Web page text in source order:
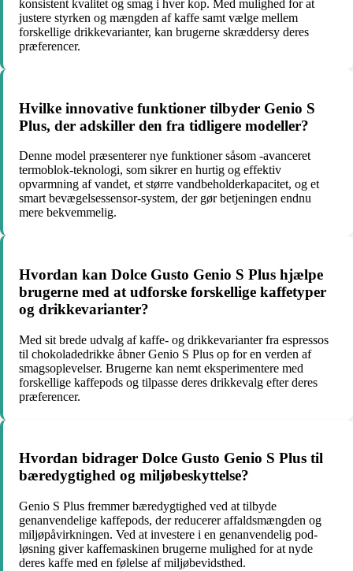
konsistent kvalitet og smag i hver kop. Med mulighed for at
justere styrken og mængden af kaffe samt vælge mellem
forskellige drikkevarianter, kan brugerne skræddersy deres
præferencer.
Hvilke innovative funktioner tilbyder Genio S
Plus, der adskiller den fra tidligere modeller?
Denne model præsenterer nye funktioner såsom -avanceret
termoblok-teknologi, som sikrer en hurtig og effektiv
opvarmning af vandet, et større vandbeholderkapacitet, og et
smart bevægelsessensor-system, der gør betjeningen endnu
mere bekvemmelig.
Hvordan kan Dolce Gusto Genio S Plus hjælpe
brugerne med at udforske forskellige kaffetyper
og drikkevarianter?
Med sit brede udvalg af kaffe- og drikkevarianter fra espressos
til chokoladedrikke åbner Genio S Plus op for en verden af
smagsoplevelser. Brugerne kan nemt eksperimentere med
forskellige kaffepods og tilpasse deres drikkevalg efter deres
præferencer.
Hvordan bidrager Dolce Gusto Genio S Plus til
bæredygtighed og miljøbeskyttelse?
Genio S Plus fremmer bæredygtighed ved at tilbyde
genanvendelige kaffepods, der reducerer affaldsmængden og
miljøpåvirkningen. Ved at investere i en genanvendelig pod-
løsning giver kaffemaskinen brugerne mulighed for at nyde
deres kaffe med en følelse af miljøbevidsthed.